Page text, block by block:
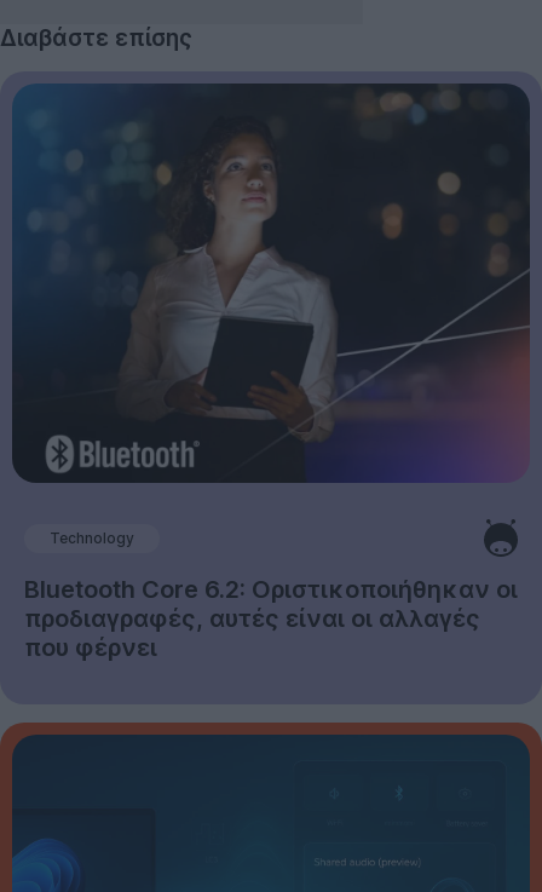
Διαβάστε επίσης
Technology
Bluetooth Core 6.2: Οριστικοποιήθηκαν οι
προδιαγραφές, αυτές είναι οι αλλαγές
που φέρνει